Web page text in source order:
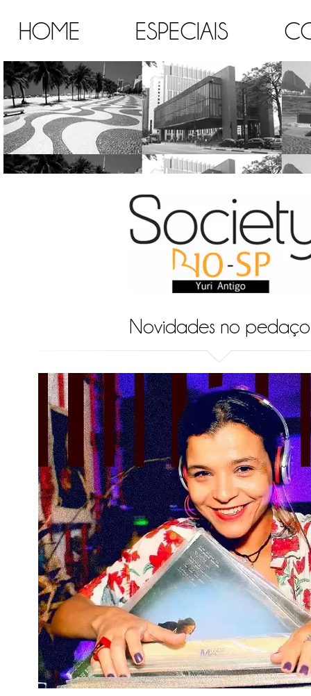
HOME ESPECIAIS
Novidades no pedaço